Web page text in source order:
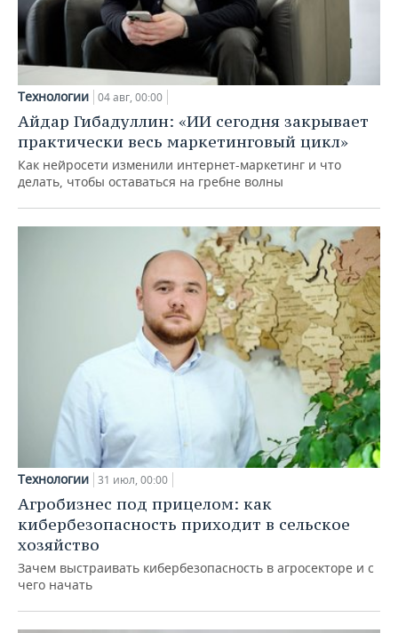
Технологии 04 авг, 00:00
Айдар Гибадуллин: «ИИ сегодня закрывает
практически весь маркетинговый цикл»
Как нейросети изменили интернет-маркетинг и что
делать, чтобы оставаться на гребне волны
Технологии 31 июл, 00:00
Агробизнес под прицелом: как
кибербезопасность приходит в сельское
хозяйство
Зачем выстраивать кибербезопасность в агросекторе и с
чего начать